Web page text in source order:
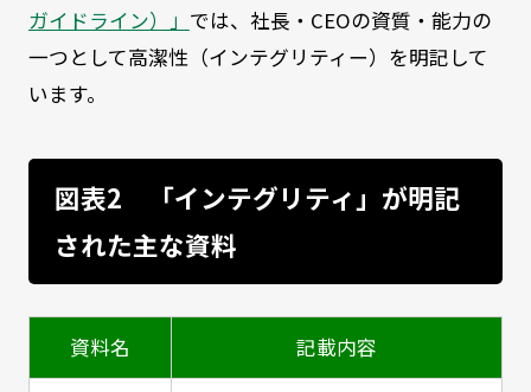
ガイドライン）」 では、社長・CEOの資質・能力の
一つとして高潔性（インテグリティー）を明記して
います。
図表2 「インテグリティ」が明記
された主な資料
資料名 記載内容